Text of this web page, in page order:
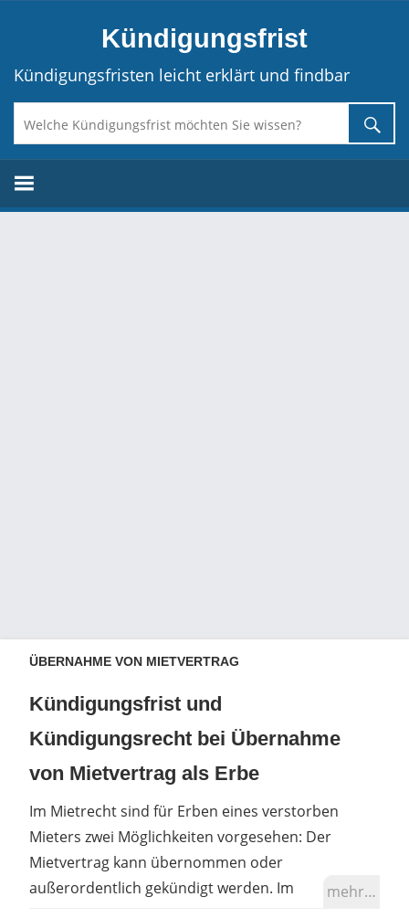
Kündigungsfrist
Kündigungsfristen leicht erklärt und findbar
ÜBERNAHME VON MIETVERTRAG
Kündigungsfrist und
Kündigungsrecht bei Übernahme
von Mietvertrag als Erbe
Im Mietrecht sind für Erben eines verstorben
Mieters zwei Möglichkeiten vorgesehen: Der
Mietvertrag kann übernommen oder
außerordentlich gekündigt werden. Im
mehr…